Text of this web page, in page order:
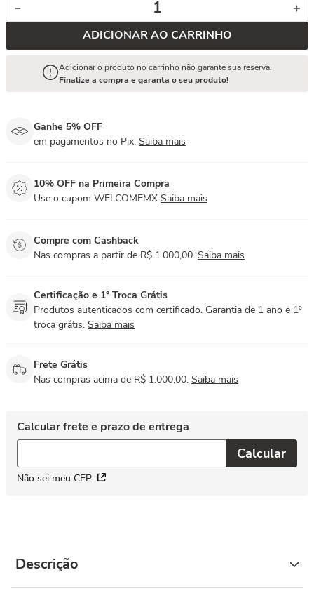
＋
－
ADICIONAR AO CARRINHO
Adicionar o produto no carrinho não garante sua reserva.
Finalize a compra e garanta o seu produto!
Ganhe 5% OFF
em pagamentos no Pix. Saiba mais
10% OFF na Primeira Compra
Use o cupom WELCOMEMX Saiba mais
Compre com Cashback
Nas compras a partir de R$ 1.000,00. Saiba mais
Certificação e 1° Troca Grátis
Produtos autenticados com certificado. Garantia de 1 ano e 1º
troca grátis. Saiba mais
Frete Grátis
Nas compras acima de R$ 1.000,00. Saiba mais
Não sei meu CEP
Descrição